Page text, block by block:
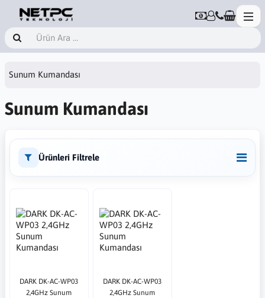
Sunum Kumandası
Sunum Kumandası
Ürünleri Filtrele
DARK DK-AC-WP03
2,4GHz Sunum
DARK DK-AC-WP03
2,4GHz Sunum